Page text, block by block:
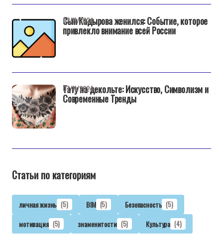
Сын Кадырова женился: Событие, которое
привлекло внимание всей России
07/11/2024
Тату на декольте: Искусство, Символизм и
Современные Тренды
07/11/2024
Статьи по категориям
личная жизнь (5) BIM (5) Безопасность (5)
мотивация (5) знаменитости (5) Культура (4)